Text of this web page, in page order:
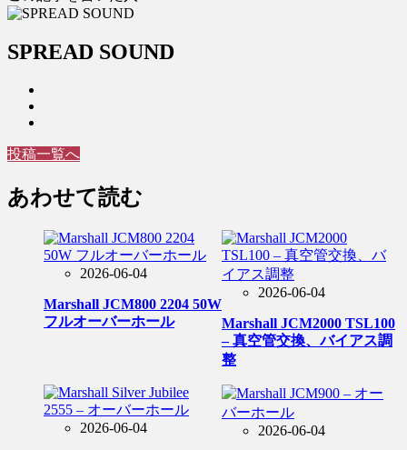
SPREAD SOUND
投稿一覧へ
あわせて読む
2026-06-04
Marshall JCM800 2204 50W
フルオーバーホール
2026-06-04
Marshall JCM2000 TSL100
– 真空管交換、バイアス調
整
2026-06-04
2026-06-04